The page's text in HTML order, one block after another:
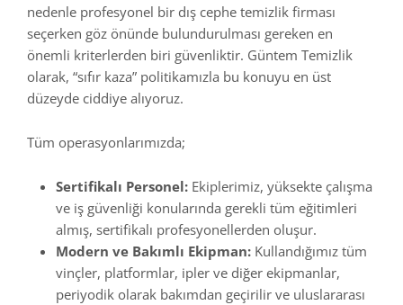
nedenle profesyonel bir dış cephe temizlik firması
seçerken göz önünde bulundurulması gereken en
önemli kriterlerden biri güvenliktir. Güntem Temizlik
olarak, “sıfır kaza” politikamızla bu konuyu en üst
düzeyde ciddiye alıyoruz.
Tüm operasyonlarımızda;
Sertifikalı Personel: Ekiplerimiz, yüksekte çalışma
ve iş güvenliği konularında gerekli tüm eğitimleri
almış, sertifikalı profesyonellerden oluşur.
Modern ve Bakımlı Ekipman: Kullandığımız tüm
vinçler, platformlar, ipler ve diğer ekipmanlar,
periyodik olarak bakımdan geçirilir ve uluslararası